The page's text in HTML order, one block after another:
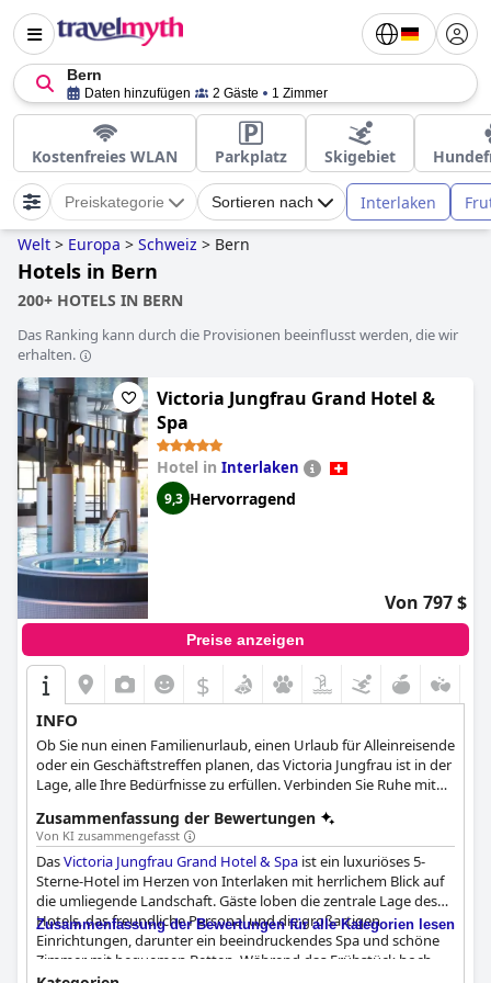
Bern
Daten hinzufügen 2 Gäste 1 Zimmer
Kostenfreies WLAN Parkplatz Skigebiet
Preiskategorie Sortieren nach Interlaken
Welt > Europa > Schweiz > Bern
Hotels in Bern
200+ HOTELS IN BERN
Das Ranking kann durch die Provisionen beeinflusst werden, die wir
erhalten.
Victoria Jungfrau Grand Hotel &
Spa
Hotel in Interlaken
9,3 Hervorragend
Von 797 $
Preise anzeigen
$
INFO
Ob Sie nun einen Familienurlaub, einen Urlaub für Alleinreisende
oder ein Geschäftstreffen planen, das Victoria Jungfrau ist in der
Lage, alle Ihre Bedürfnisse zu erfüllen. Verbinden Sie Ruhe mit
Hotels, wo Wellness-Therapien, Aktivitäten für alle
Altersgruppen und Meetings je nach Bedarf organisiert werden.
Zusammenfassung der Bewertungen
Von KI zusammengefasst
DasVictoria Jungfrau Grand Hotel & Spa ist ein luxuriöses 5-
Sterne-Hotel im Herzen von Interlaken mit herrlichem Blick auf
die umliegende Landschaft. Gäste loben die zentrale Lage des
Hotels, das freundliche Personal und die großartigen
Einrichtungen, darunter ein beeindruckendes Spa und schöne
Zimmer mit bequemen Betten. Während das Frühstück hoch
Zusammenfassung der Bewertungen für alle Kategorien lesen